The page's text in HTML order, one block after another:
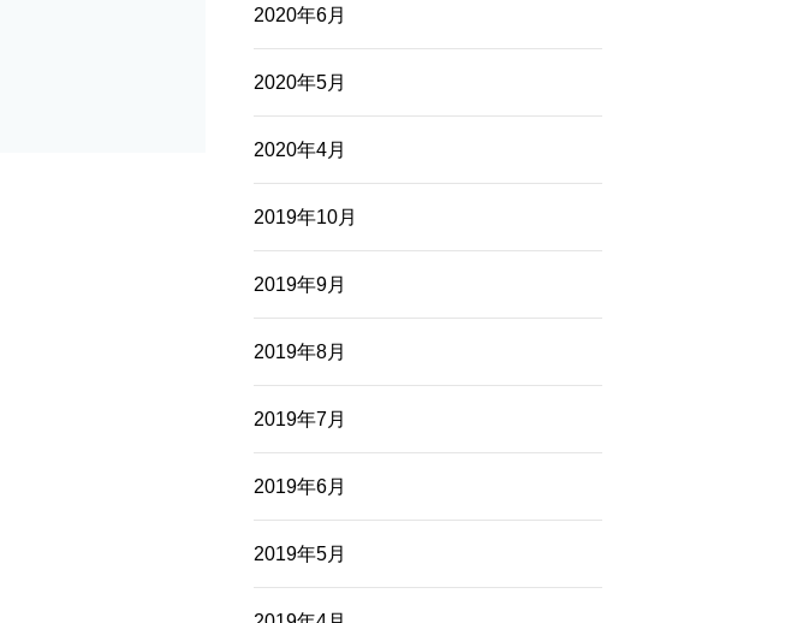
2020年6月
2020年5月
2020年4月
2019年10月
2019年9月
2019年8月
2019年7月
2019年6月
2019年5月